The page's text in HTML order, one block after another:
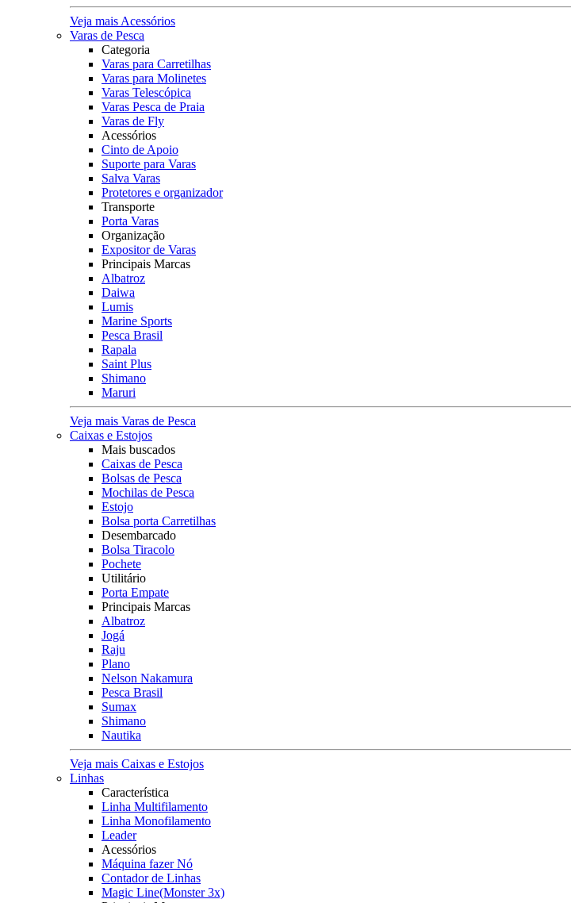
Veja mais Acessórios
Varas de Pesca
Categoria
Varas para Carretilhas
Varas para Molinetes
Varas Telescópica
Varas Pesca de Praia
Varas de Fly
Acessórios
Cinto de Apoio
Suporte para Varas
Salva Varas
Protetores e organizador
Transporte
Porta Varas
Organização
Expositor de Varas
Principais Marcas
Albatroz
Daiwa
Lumis
Marine Sports
Pesca Brasil
Rapala
Saint Plus
Shimano
Maruri
Veja mais Varas de Pesca
Caixas e Estojos
Mais buscados
Caixas de Pesca
Bolsas de Pesca
Mochilas de Pesca
Estojo
Bolsa porta Carretilhas
Desembarcado
Bolsa Tiracolo
Pochete
Utilitário
Porta Empate
Principais Marcas
Albatroz
Jogá
Raju
Plano
Nelson Nakamura
Pesca Brasil
Sumax
Shimano
Nautika
Veja mais Caixas e Estojos
Linhas
Característica
Linha Multifilamento
Linha Monofilamento
Leader
Acessórios
Máquina fazer Nó
Contador de Linhas
Magic Line(Monster 3x)